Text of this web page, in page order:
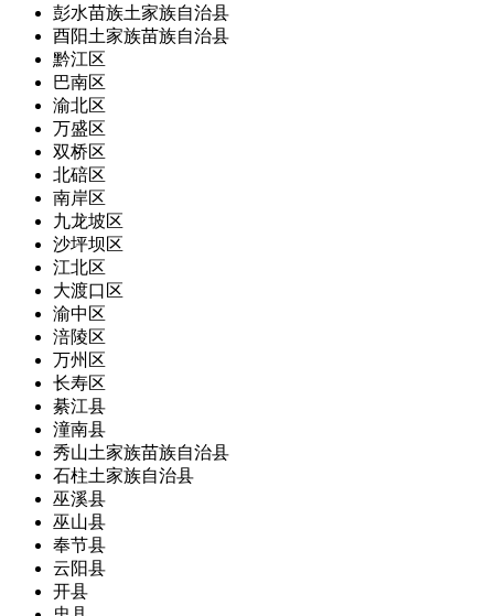
彭水苗族土家族自治县
酉阳土家族苗族自治县
黔江区
巴南区
渝北区
万盛区
双桥区
北碚区
南岸区
九龙坡区
沙坪坝区
江北区
大渡口区
渝中区
涪陵区
万州区
长寿区
綦江县
潼南县
秀山土家族苗族自治县
石柱土家族自治县
巫溪县
巫山县
奉节县
云阳县
开县